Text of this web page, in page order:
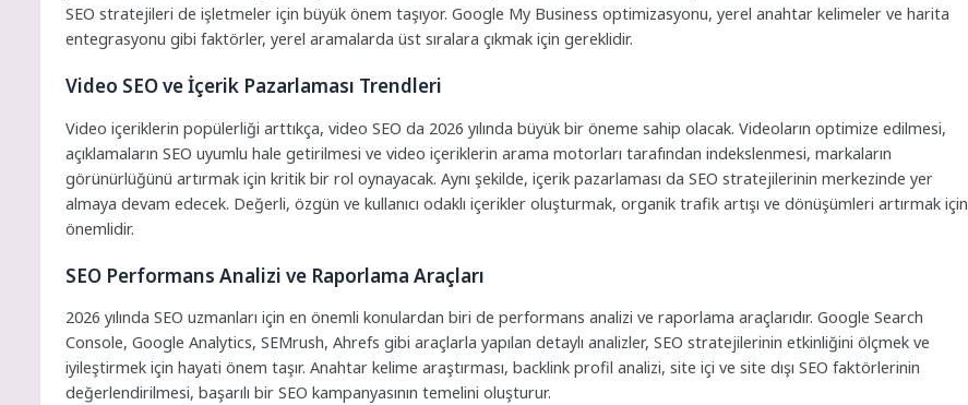
SEO stratejileri de işletmeler için büyük önem taşıyor. Google My Business optimizasyonu, yerel anahtar kelimeler ve harita
entegrasyonu gibi faktörler, yerel aramalarda üst sıralara çıkmak için gereklidir.
Video SEO ve İçerik Pazarlaması Trendleri
Video içeriklerin popülerliği arttıkça, video SEO da 2026 yılında büyük bir öneme sahip olacak. Videoların optimize edilmesi,
açıklamaların SEO uyumlu hale getirilmesi ve video içeriklerin arama motorları tarafından indekslenmesi, markaların
görünürlüğünü artırmak için kritik bir rol oynayacak. Aynı şekilde, içerik pazarlaması da SEO stratejilerinin merkezinde yer
almaya devam edecek. Değerli, özgün ve kullanıcı odaklı içerikler oluşturmak, organik trafik artışı ve dönüşümleri artırmak için
önemlidir.
SEO Performans Analizi ve Raporlama Araçları
2026 yılında SEO uzmanları için en önemli konulardan biri de performans analizi ve raporlama araçlarıdır. Google Search
Console, Google Analytics, SEMrush, Ahrefs gibi araçlarla yapılan detaylı analizler, SEO stratejilerinin etkinliğini ölçmek ve
iyileştirmek için hayati önem taşır. Anahtar kelime araştırması, backlink profil analizi, site içi ve site dışı SEO faktörlerinin
değerlendirilmesi, başarılı bir SEO kampanyasının temelini oluşturur.